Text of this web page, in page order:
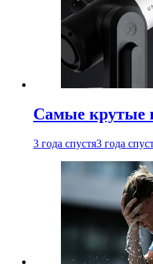
Самые крутые
3 года спустя3 года